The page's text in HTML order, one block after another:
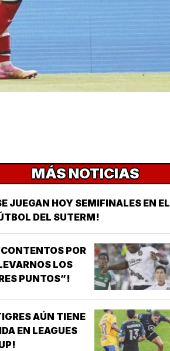
MÁS NOTICIAS
JUEGAN HOY SEMIFINALES EN EL
DEL SUTERM!
POR
LOS
PUNTOS”!
AÚN TIENE
EN LEAGUES